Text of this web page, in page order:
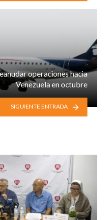
operaciones hacia
Venezuela en octubre
SIGUIENTE ENTRADA